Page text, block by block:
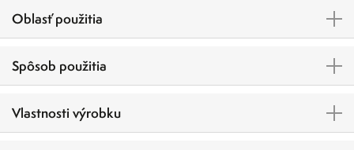
Oblasť použitia
Spôsob použitia
Vlastnosti výrobku